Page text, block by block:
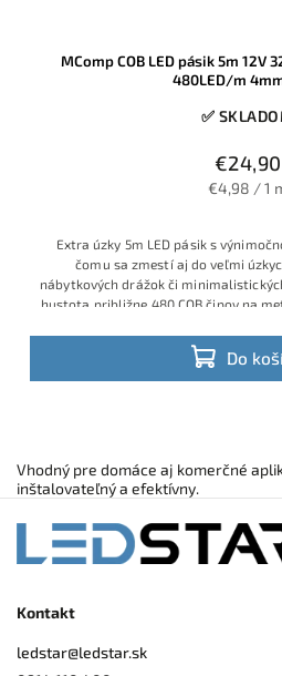
MComp COB LED pásik 5m 12V
480LED/m
✅
€24,90
€4,98 / 1
Do
Extra úzky 5m LED pásik s
čomu sa zmestí aj do veľmi
nábytkových drážok či
hustota približne 480 COB čipov na
príjemnú atmosféru a úspornú
stmievania.
Vhodný pre domáce aj komerčné
inštalovateľný a efektívny.
Kontakt
ledstar@ledstar.sk